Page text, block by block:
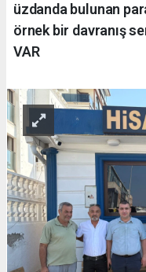
üzdanda bulunan
örnek bir davranış
VAR